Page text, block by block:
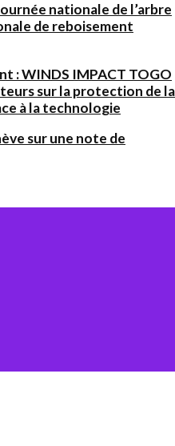
nationale de l’arbre
de reboisement
: WINDS IMPACT TOGO
sur la protection de la
à la technologie
sur une note de